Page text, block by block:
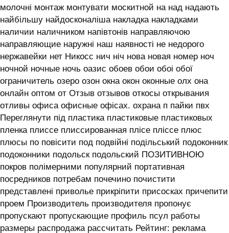
молочні монтаж монтувати москитной на над надають
найбільшу найдосконаліша накладка накладками
наличии наличником напівтонів направляючою
направляющие наружні наш наявності не недорого
нержавейки нет Никосс нич ніч нова новая номер ноч
ночной ночные ночь оазис обоев обои обоі обої
ограничитель озеро озон окна окон оконные олх она
онлайн оптом от Отзыв отзывов откосы открывания
отливы офиса офисные офісах. охрана п пайки пвх
Переглянути під пластика пластиковые пластиковых
пленка плиссе плиссированная плісе пліссе плюс
плюсы по повісити под подвійні подільський подоконник
подоконники подольск подольский ПОЗИТИВНОЮ
покров полімерними популярний портативная
посредников потребам почечино почистити
представлені приволье прикріпити присосках причепити
проем Производитель производителя пропонує
пропускают пропускающие профиль псул работы
размеры распродажа рассчитать Рейтинг: реклама